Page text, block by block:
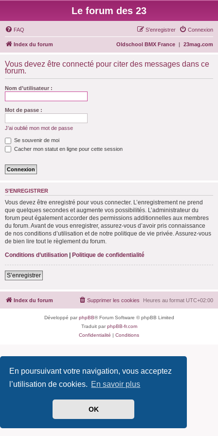
En poursuivant votre navigation, vous acceptez
l’utilisation de cookies. En savoir plus
OK
Le forum des 23
FAQ Connexion
S’enregistrer
Index du forum 23mag.com
|
Oldschool BMX France
Vous devez être connecté pour citer des messages dans ce
forum.
Nom d’utilisateur :
Mot de passe :
J’ai oublié mon mot de passe
Se souvenir de moi
Cacher mon statut en ligne pour cette session
S’ENREGISTRER
Vous devez être enregistré pour vous connecter. L’enregistrement ne prend
que quelques secondes et augmente vos possibilités. L’administrateur du
forum peut également accorder des permissions additionnelles aux membres
du forum. Avant de vous enregistrer, assurez-vous d’avoir pris connaissance
de nos conditions d’utilisation et de notre politique de vie privée. Assurez-vous
de bien lire tout le règlement du forum.
Conditions d’utilisation | Politique de confidentialité
S’enregistrer
Index du forum Heures au format UTC+02:00
Supprimer les cookies
Développé parphpBB® Forum Software © phpBB Limited
Traduit parphpBB-fr.com
Confidentialité | Conditions